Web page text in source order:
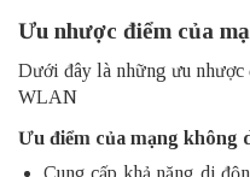
Ưu nhược điểm của
Dưới đây là những ưu nhược
WLAN
Ưu điểm của mạng không
Cung cấp khả năng di